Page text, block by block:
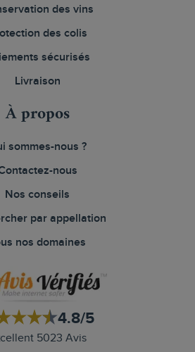
des vins
des colis
sécurisés
Livraison
À propos
sommes-nous ?
nous
Nos conseils
par appellation
nos domaines
4.8/5
5023 Avis